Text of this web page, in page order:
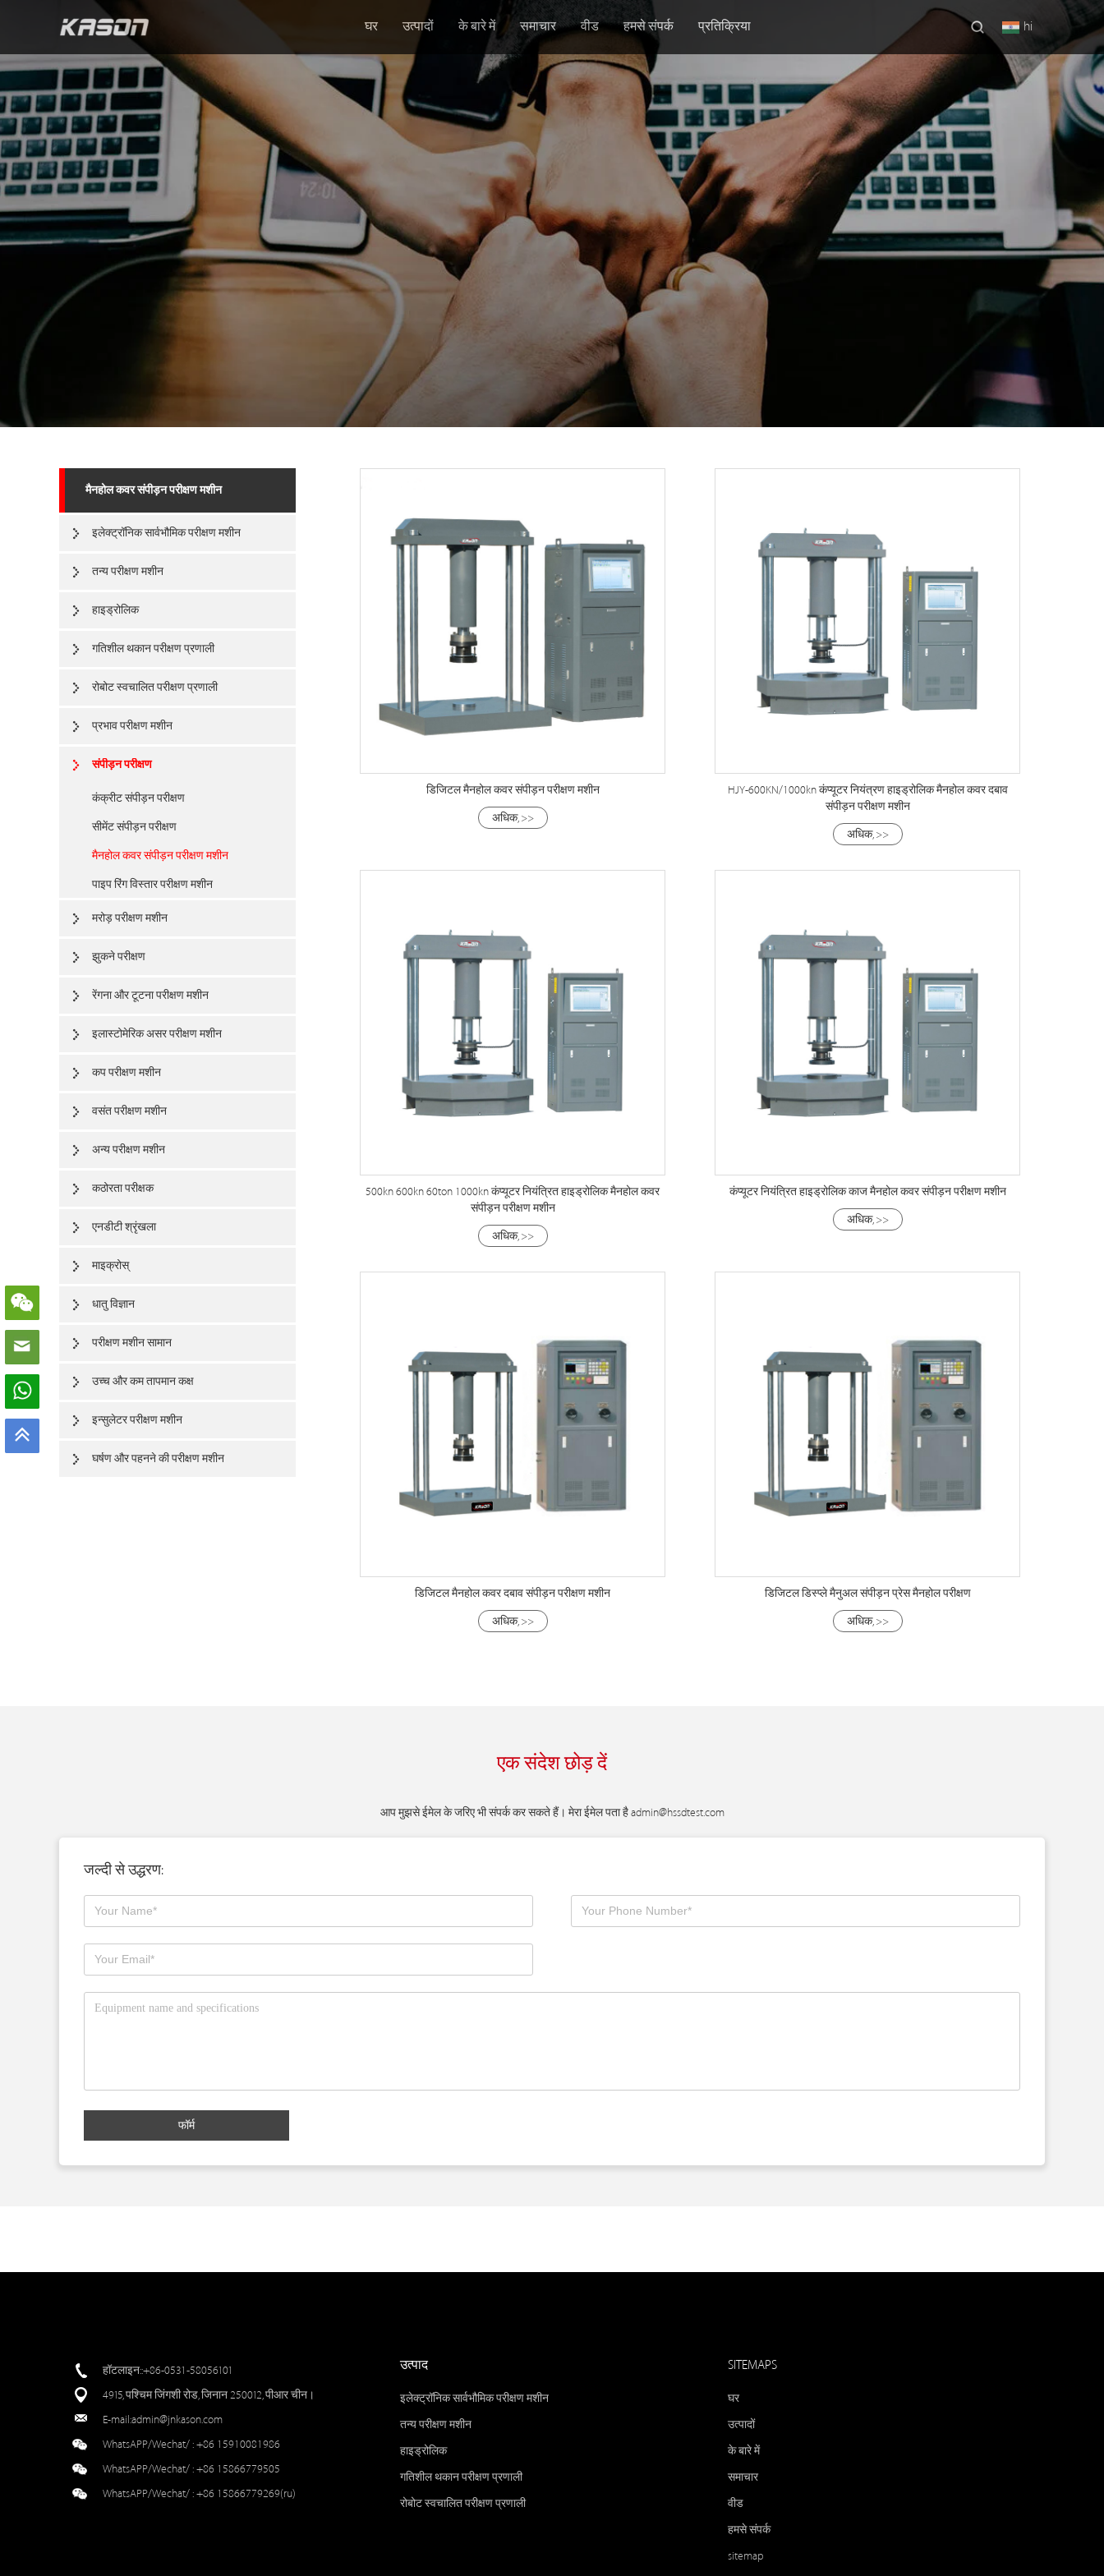
घर उत्पादों के बारे में समाचार वीड हमसे संपर्क प्रतिक्रिया hi
मैनहोल कवर संपीड़न परीक्षण मशीन
इलेक्ट्रॉनिक सार्वभौमिक परीक्षण मशीन
तन्य परीक्षण मशीन
हाइड्रोलिक
गतिशील थकान परीक्षण प्रणाली
रोबोट स्वचालित परीक्षण प्रणाली
प्रभाव परीक्षण मशीन
संपीड़न परीक्षण
कंक्रीट संपीड़न परीक्षण
सीमेंट संपीड़न परीक्षण
मैनहोल कवर संपीड़न परीक्षण मशीन
पाइप रिंग विस्तार परीक्षण मशीन
मरोड़ परीक्षण मशीन
झुकने परीक्षण
रेंगना और टूटना परीक्षण मशीन
इलास्टोमेरिक असर परीक्षण मशीन
कप परीक्षण मशीन
वसंत परीक्षण मशीन
अन्य परीक्षण मशीन
कठोरता परीक्षक
एनडीटी श्रृंखला
माइक्रोस्
धातु विज्ञान
परीक्षण मशीन सामान
उच्च और कम तापमान कक्ष
इन्सुलेटर परीक्षण मशीन
घर्षण और पहनने की परीक्षण मशीन
डिजिटल मैनहोल कवर संपीड़न परीक्षण मशीन
अधिक, >>
HJY-600KN/1000kn कंप्यूटर नियंत्रण हाइड्रोलिक मैनहोल कवर दबाव
संपीड़न परीक्षण मशीन
अधिक, >>
500kn 600kn 60ton 1000kn कंप्यूटर नियंत्रित हाइड्रोलिक मैनहोल कवर
संपीड़न परीक्षण मशीन
अधिक, >>
कंप्यूटर नियंत्रित हाइड्रोलिक काज मैनहोल कवर संपीड़न परीक्षण मशीन
अधिक, >>
डिजिटल मैनहोल कवर दबाव संपीड़न परीक्षण मशीन
अधिक, >>
डिजिटल डिस्प्ले मैनुअल संपीड़न प्रेस मैनहोल परीक्षण
अधिक, >>
एक संदेश छोड़ दें
आप मुझसे ईमेल के जरिए भी संपर्क कर सकते हैं। मेरा ईमेल पता है admin@hssdtest.com
जल्दी से उद्धरण:
फॉर्म
हॉटलाइन::+86-0531-58056101
4915, पश्चिम जिंगशी रोड, जिनान 250012, पीआर चीन।
E-mail:admin@jnkason.com
WhatsAPP/Wechat/ : +86 15910081986
WhatsAPP/Wechat/ : +86 15866779505
WhatsAPP/Wechat/ : +86 15866779269(ru)
उत्पाद
इलेक्ट्रॉनिक सार्वभौमिक परीक्षण मशीन
तन्य परीक्षण मशीन
हाइड्रोलिक
गतिशील थकान परीक्षण प्रणाली
रोबोट स्वचालित परीक्षण प्रणाली
SITEMAPS
घर
उत्पादों
के बारे में
समाचार
वीड
हमसे संपर्क
sitemap